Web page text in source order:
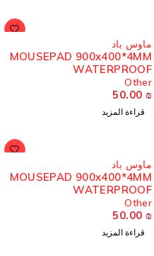
ماوس باد
MOUSEPAD 900x400*4MM
WATERPROOF
Other
50.00
قراءة المزيد
ماوس باد
MOUSEPAD 900x400*4MM
WATERPROOF
Other
50.00
قراءة المزيد